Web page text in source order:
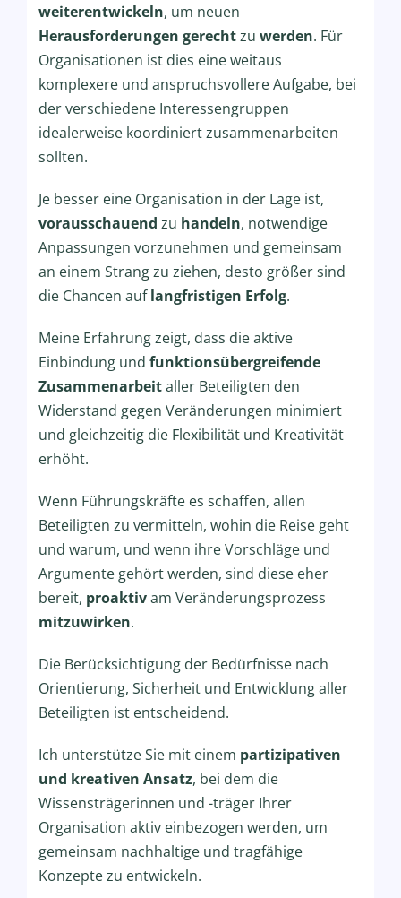
weiterentwickeln, um neuen
Herausforderungen gerechtzuwerden. Für
Organisationen ist dies eine weitaus
komplexere und anspruchsvollere Aufgabe, bei
der verschiedene Interessengruppen
idealerweise koordiniert zusammenarbeiten
sollten.
Je besser eine Organisation in der Lage ist,
vorausschauend zu handeln, notwendige
Anpassungen vorzunehmen und gemeinsam
an einem Strang zu ziehen, desto größer sind
die Chancen auflangfristigen Erfolg.
Meine Erfahrung zeigt, dass die aktive
Einbindung undfunktionsübergreifende
Zusammenarbeitaller Beteiligten den
Widerstand gegen Veränderungen minimiert
und gleichzeitig die Flexibilität und Kreativität
erhöht.
Wenn Führungskräfte es schaffen, allen
Beteiligten zu vermitteln, wohin die Reise geht
und warum, und wenn ihre Vorschläge und
Argumente gehört werden, sind diese eher
bereit, proaktivam Veränderungsprozess
mitzuwirken.
Die Berücksichtigung der Bedürfnisse nach
Orientierung, Sicherheit und Entwicklung aller
Beteiligten ist entscheidend.
Ich unterstütze Sie mit einem partizipativen
und kreativen Ansatz, bei dem die
Wissensträgerinnen und -träger Ihrer
Organisation aktiv einbezogen werden, um
gemeinsam nachhaltige und tragfähige
Konzepte zu entwickeln.